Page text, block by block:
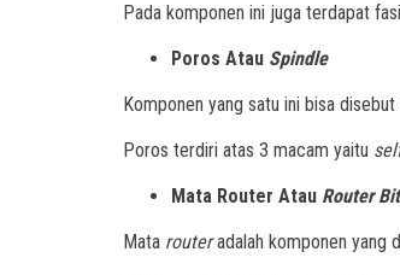
Pada komponen ini juga terdapat
Poros Atau Spindle
Komponen yang satu ini bisa
Poros terdiri atas 3 macam yaitu
Mata Router Atau Router Bit
Mata routeradalah komponen yang